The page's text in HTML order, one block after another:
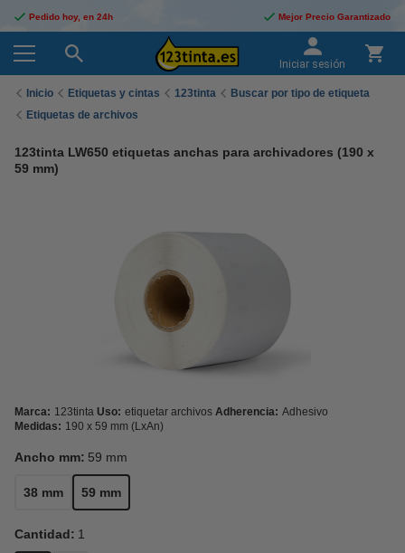
Pedido hoy, en 24h Mejor Precio Garantizado
Iniciar sesión
Inicio Etiquetas y cintas 123tinta
Buscar por tipo de etiqueta
Etiquetas de archivos
123tinta LW650 etiquetas anchas para archivadores (190 x
59 mm)
Marca: 123tinta Uso: etiquetar archivos Adherencia: Adhesivo
Medidas: 190 x 59 mm (LxAn)
Ancho mm: 59 mm
38 mm 59 mm
Cantidad: 1